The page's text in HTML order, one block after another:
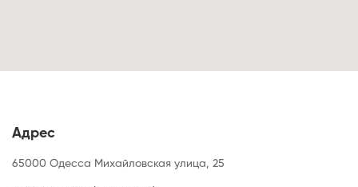
Адрес
65000 Одесса Михайловская улица, 25